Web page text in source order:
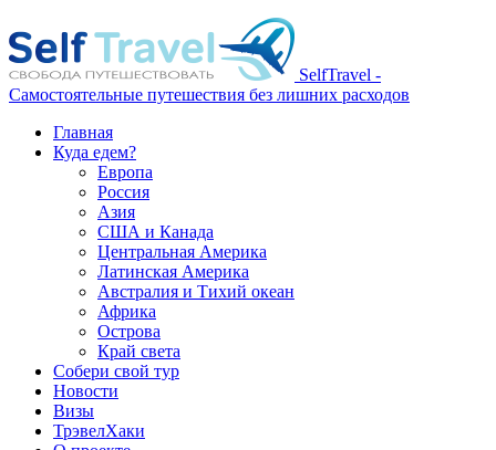
SelfTravel -
Самостоятельные путешествия без лишних расходов
Главная
Куда едем?
Европа
Россия
Азия
США и Канада
Центральная Америка
Латинская Америка
Австралия и Тихий океан
Африка
Острова
Край света
Собери свой тур
Новости
Визы
ТрэвелХаки